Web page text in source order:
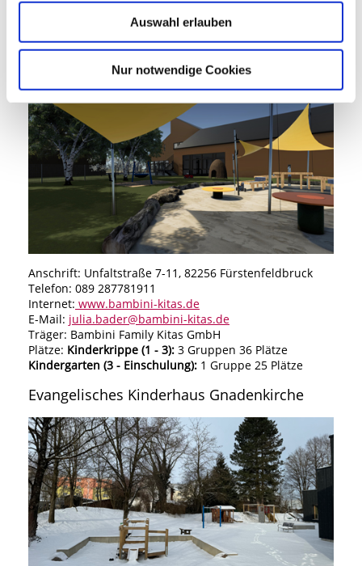
Auswahl erlauben
Nur notwendige Cookies
Kindergarten (3 - Einschulung):
2 Gruppen 44 Plätze
1 Gruppe 18 Plätze
Anschrift: Unfaltstraße 7-11, 82256 Fürstenfeldbruck
Telefon: 089 287781911
Internet: www.bambini-kitas.de
E-Mail: julia.bader@bambini-kitas.de
Träger: Bambini Family Kitas GmbH
Plätze: Kinderkrippe (1 - 3): 3 Gruppen 36 Plätze
Kindergarten (3 - Einschulung): 1 Gruppe 25 Plätze
Evangelisches Kinderhaus Gnadenkirche